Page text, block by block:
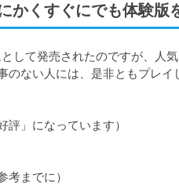
くすぐにでも体験版
して発売されたのですが、人
ない人には、是非ともプレイ
評」になっています）
考までに）